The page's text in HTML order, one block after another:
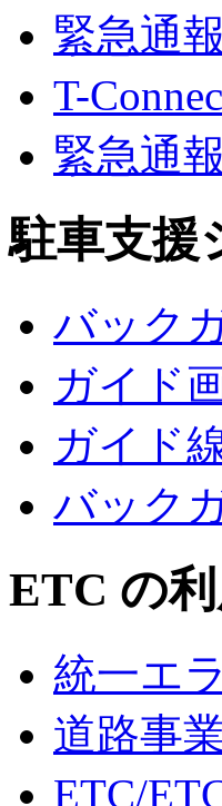
緊急通
T-
緊急通
駐車支援
バック
ガイド
ガイド
バック
ETC の利
統一エ
道路事
ETC/